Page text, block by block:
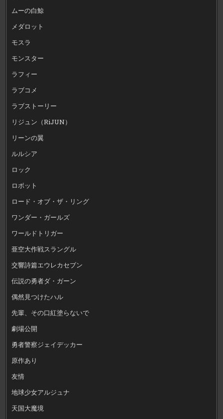
ムーの白鯨
メダロット
モスラ
モンスター
ラフィー
ラブコメ
ラブストーリー
リジュン（RiJUN）
リーンの翼
ルルシア
ロック
ロボット
ロード・オブ・ザ・リング
ワンダー・ガールズ
ワールドトリガー
亜空大作戦スラングル
交響詩篇エウレカセブン
伝説の勇者ダ・ガーン
偶然見つけたハル
先輩、その口紅塗らないで
劇場公開
勇者警察ジェイデッカー
原作あり
友情
地球少女アルジュナ
天国大魔境